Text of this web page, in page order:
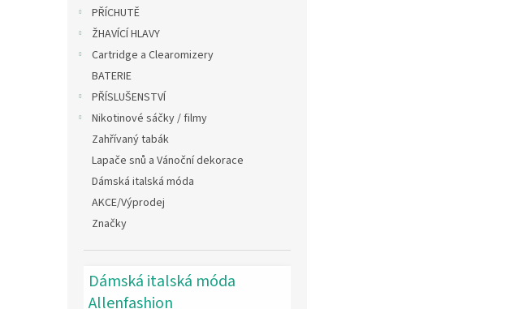
PŘÍCHUTĚ
ŽHAVÍCÍ HLAVY
Cartridge a Clearomizery
BATERIE
PŘÍSLUŠENSTVÍ
Nikotinové sáčky / filmy
Zahřívaný tabák
Lapače snů a Vánoční dekorace
Dámská italská móda
AKCE/Výprodej
Značky
Dámská italská móda
Allenfashion